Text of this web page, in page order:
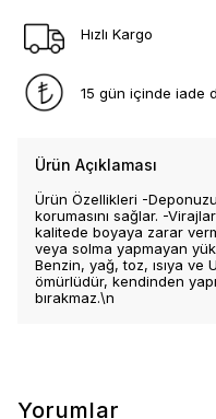
Hızlı Kargo
15 gün içinde iade
Ürün Açıklaması
Ürün Özellikleri -
korumasını sağlar. -
kalitede boyaya zarar
veya solma yapmayan
Benzin, yağ, toz, ısıya ve
ömürlüdür, kendinden
bırakmaz.\n
Yorumlar